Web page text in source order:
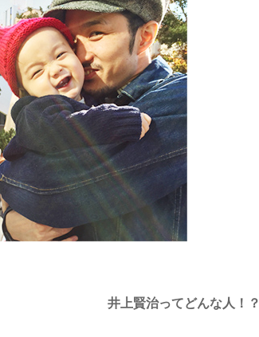
井上賢治ってどんな人！？